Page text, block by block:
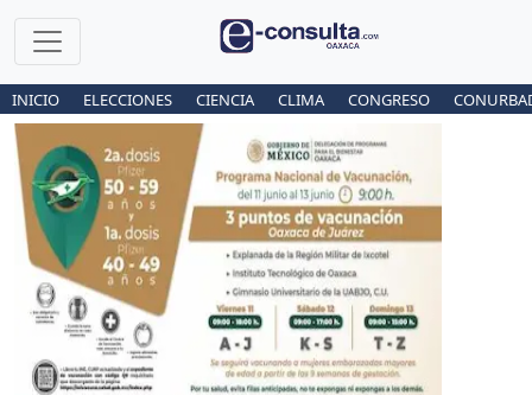
INICIO ELECCIONES CIENCIA CLIMA CONGRESO